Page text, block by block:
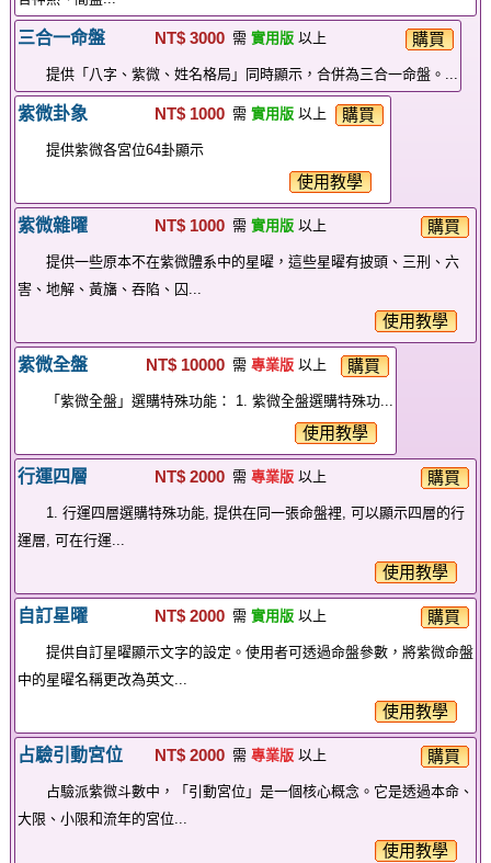
三合一命盤 NT$ 3000 需 實用版以上 購買
提供「八字、紫微、姓名格局」同時顯示，合併為三合一命盤。...
紫微卦象 NT$ 1000 需 實用版以上 購買
提供紫微各宮位64卦顯示
使用教學
紫微雜曜 NT$ 1000 需 實用版以上 購買
提供一些原本不在紫微體系中的星曜，這些星曜有披頭、三刑、六
害、地解、黃旛、吞陷、囚...
使用教學
紫微全盤 NT$ 10000 需 專業版以上 購買
「紫微全盤」選購特殊功能： 1. 紫微全盤選購特殊功...
使用教學
行運四層 NT$ 2000 需 專業版以上 購買
1. 行運四層選購特殊功能, 提供在同一張命盤裡, 可以顯示四層的行
運層, 可在行運...
使用教學
自訂星曜 NT$ 2000 需 實用版以上 購買
提供自訂星曜顯示文字的設定。使用者可透過命盤參數，將紫微命盤
中的星曜名稱更改為英文...
使用教學
占驗引動宮位 NT$ 2000 需 專業版以上 購買
占驗派紫微斗數中，「引動宮位」是一個核心概念。它是透過本命、
大限、小限和流年的宮位...
使用教學